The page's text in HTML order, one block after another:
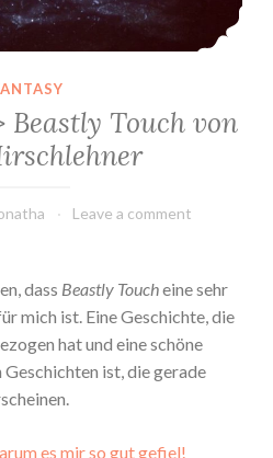
Touch von
Leave a comment
dass Beastly Toucheine sehr
mich ist. Eine Geschichte, die
hat und eine schöne
ist, die gerade
es mir so gut gefiel!